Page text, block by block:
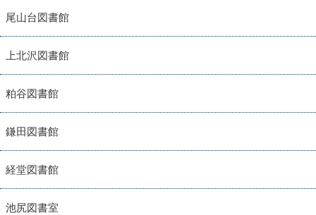
尾山台図書館
上北沢図書館
粕谷図書館
鎌田図書館
経堂図書館
池尻図書室